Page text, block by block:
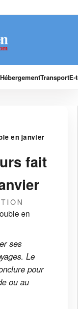
HébergementTransport
en janvier
fait
ses
Le
pour
ou au